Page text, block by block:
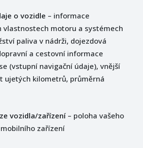
o vozidle – informace
vlastnostech motoru a systémech
paliva v nádrži, dojezdová
a cestovní informace
(vstupní navigační údaje), vnější
ujetých kilometrů, průměrná
vozidla/zařízení – poloha vašeho
zařízení